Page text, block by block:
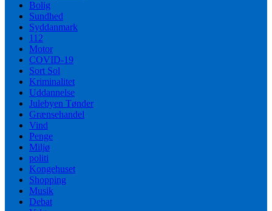
Bolig
Sundhed
Syddanmark
112
Motor
COVID-19
Sort Sol
Kriminalitet
Uddannelse
Julebyen Tønder
Grænsehandel
Vind
Penge
Miljø
politi
Kongehuset
Shopping
Musik
Debat